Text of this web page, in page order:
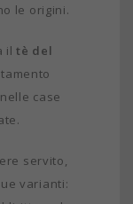
le origini.
iltè del
case
servito,
varianti: